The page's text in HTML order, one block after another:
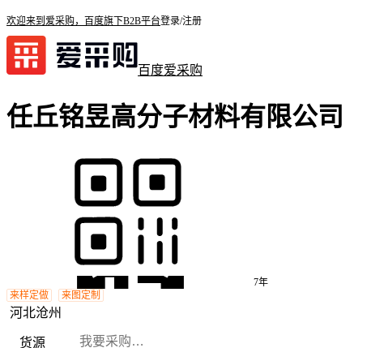
欢迎来到爱采购，百度旗下B2B平台登录/注册
百度爱采购
任丘铭昱高分子材料有限公司
7年
来样定做
来图定制
河北沧州
货源